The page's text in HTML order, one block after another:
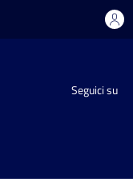
Seguici su